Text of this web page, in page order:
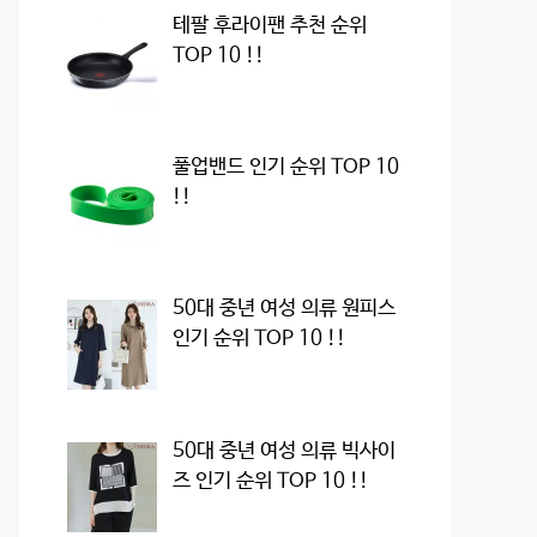
테팔 후라이팬 추천 순위
TOP 10 !!
풀업밴드 인기 순위 TOP 10
!!
50대 중년 여성 의류 원피스
인기 순위 TOP 10 !!
50대 중년 여성 의류 빅사이
즈 인기 순위 TOP 10 !!